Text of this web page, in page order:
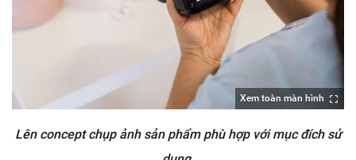
Xem toàn màn hình
Lên concept chụp ảnh sản phẩm phù hợp với mục đích sử